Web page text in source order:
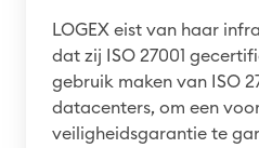
LOGEX eist van haar
dat zij ISO 27001
gebruik maken van ISO
datacenters, om een
veiligheidsgarantie te